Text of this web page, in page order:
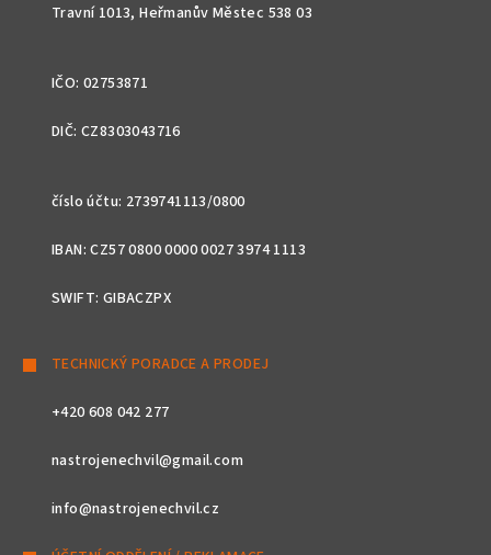
Travní 1013, Heřmanův Městec 538 03
IČO: 02753871
DIČ: CZ8303043716
číslo účtu: 2739741113/0800
IBAN: CZ57 0800 0000 0027 3974 1113
SWIFT: GIBACZPX
TECHNICKÝ PORADCE A PRODEJ
+420 608 042 277
nastrojenechvil@gmail.com
info@nastrojenechvil.cz